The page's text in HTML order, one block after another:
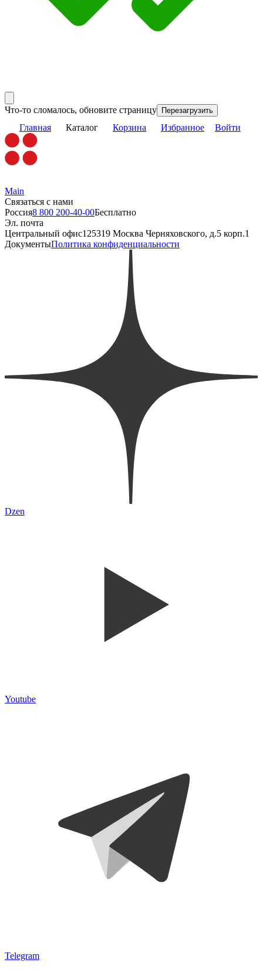
Что-то сломалось, обновите страницу Перезагрузить
Главная Каталог Корзина Избранное Войти
Main
Связаться с нами
Россия8 800 200-40-00Бесплатно
Эл. почта
Центральный офис125319 Москва Черняховского, д.5 корп.1
ДокументыПолитика конфиденциальности
Dzen
Youtube
Telegram